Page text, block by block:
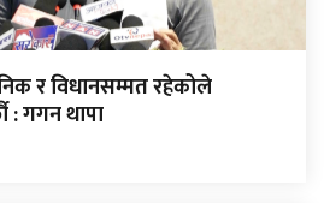
र विधानसम्मत रहेकोले
: गगन थापा